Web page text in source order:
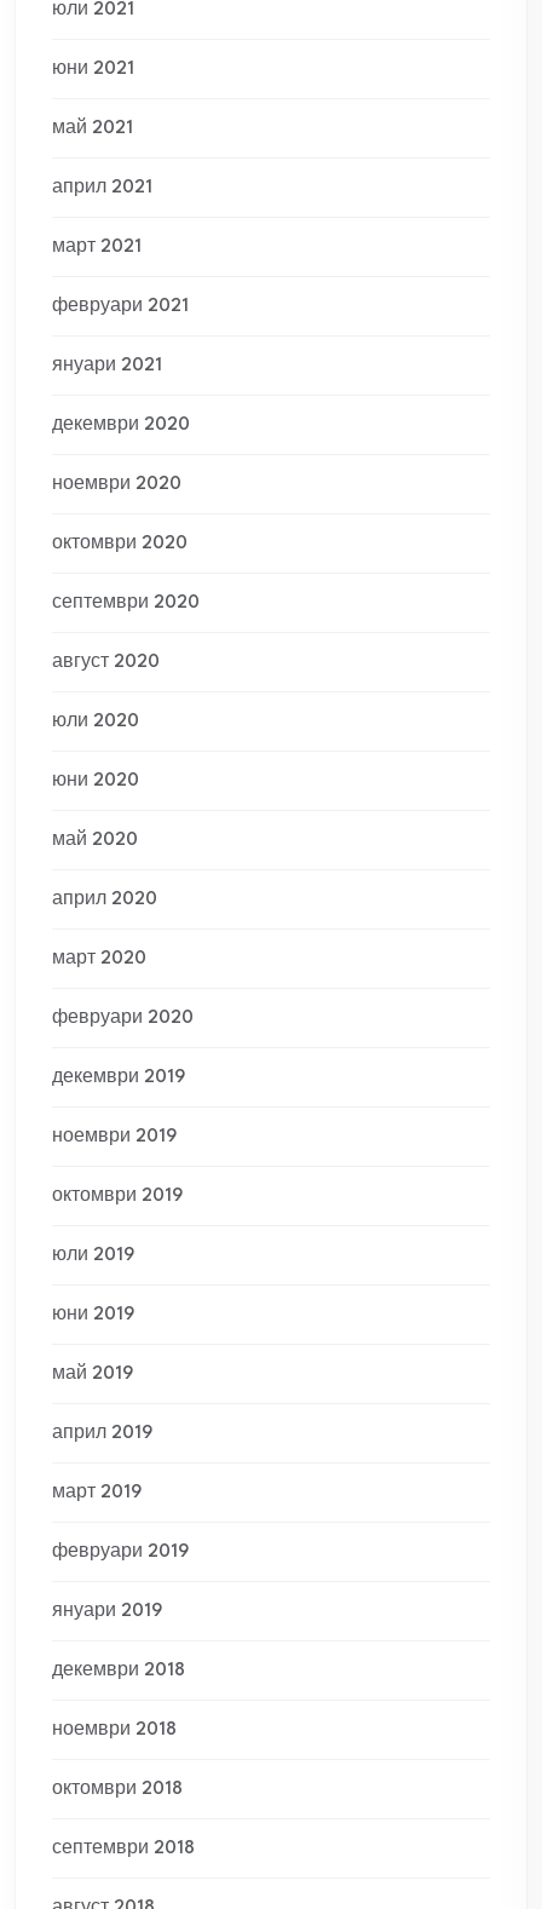
юли 2021
юни 2021
май 2021
април 2021
март 2021
февруари 2021
януари 2021
декември 2020
ноември 2020
октомври 2020
септември 2020
август 2020
юли 2020
юни 2020
май 2020
април 2020
март 2020
февруари 2020
декември 2019
ноември 2019
октомври 2019
юли 2019
юни 2019
май 2019
април 2019
март 2019
февруари 2019
януари 2019
декември 2018
ноември 2018
октомври 2018
септември 2018